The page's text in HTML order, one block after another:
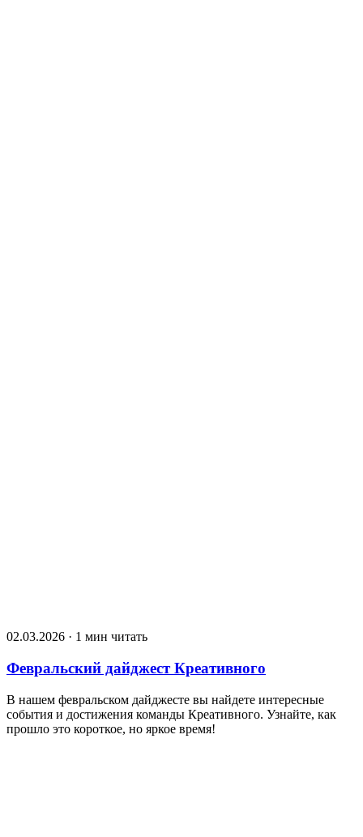
02.03.2026 · 1 мин читать
Февральский дайджест Креативного
В нашем февральском дайджесте вы найдете интересные
события и достижения команды Креативного. Узнайте, как
прошло это короткое, но яркое время!